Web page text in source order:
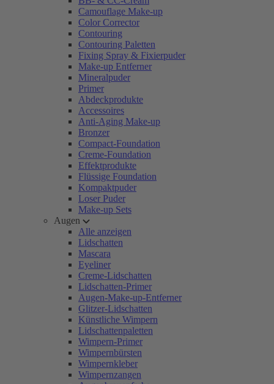
Camouflage Make-up
Color Corrector
Contouring
Contouring Paletten
Fixing Spray & Fixierpuder
Make-up Entferner
Mineralpuder
Primer
Abdeckprodukte
Accessoires
Anti-Aging Make-up
Bronzer
Compact-Foundation
Creme-Foundation
Effektprodukte
Flüssige Foundation
Kompaktpuder
Loser Puder
Make-up Sets
Augen
Alle anzeigen
Lidschatten
Mascara
Eyeliner
Creme-Lidschatten
Lidschatten-Primer
Augen-Make-up-Entferner
Glitzer-Lidschatten
Künstliche Wimpern
Lidschattenpaletten
Wimpern-Primer
Wimpernbürsten
Wimpernkleber
Wimpernzangen